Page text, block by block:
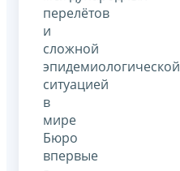
перелётов
и
сложной
эпидемиологической
ситуацией
в
мире
Бюро
впервые